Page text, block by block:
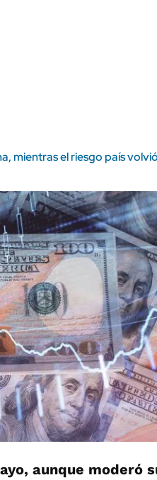
mientras el riesgo país
aunque moderó